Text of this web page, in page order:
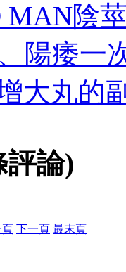
MAN陰
陽痿一
大丸的
評論)
頁 下一頁 最末頁